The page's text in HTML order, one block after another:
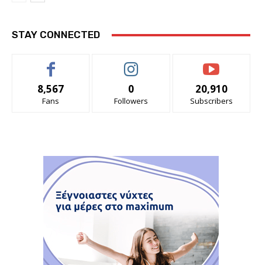
STAY CONNECTED
8,567
Fans
0
Followers
20,910
Subscribers